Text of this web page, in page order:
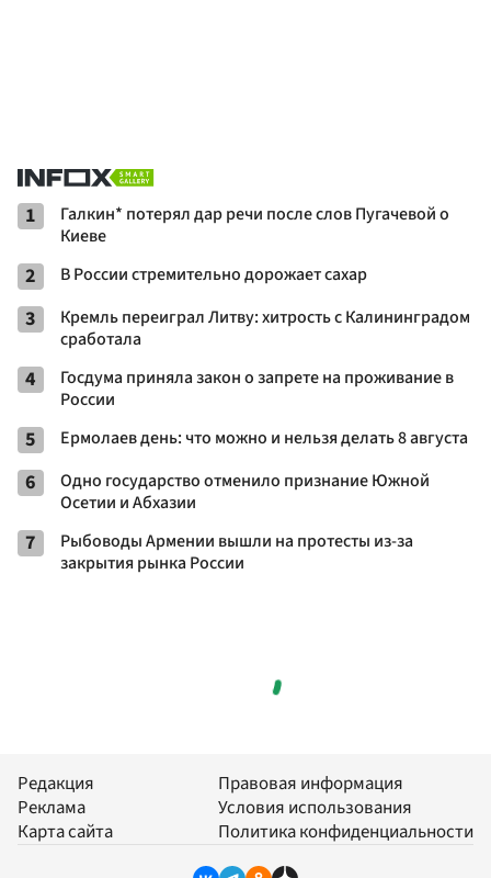
1
Галкин* потерял дар речи после слов Пугачевой о
Киеве
2 В России стремительно дорожает сахар
3
Кремль переиграл Литву: хитрость с Калининградом
сработала
4
Госдума приняла закон о запрете на проживание в
России
5 Ермолаев день: что можно и нельзя делать 8 августа
6
Одно государство отменило признание Южной
Осетии и Абхазии
7
Рыбоводы Армении вышли на протесты из-за
закрытия рынка России
Редакция
Реклама
Карта сайта
Правовая информация
Условия использования
Политика конфиденциальности